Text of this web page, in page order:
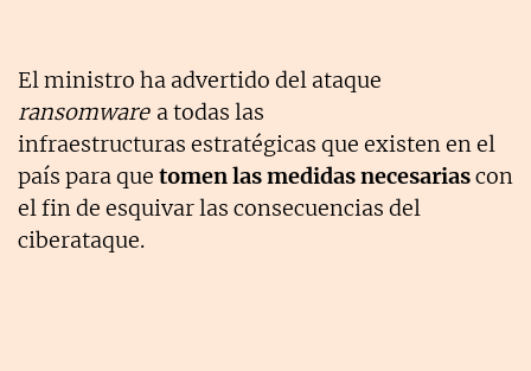
El ministro ha advertido del ataque
ransomware a todas las
infraestructuras estratégicas que existen en el
país para que tomen las medidas necesariascon
el fin de esquivar las consecuencias del
ciberataque.